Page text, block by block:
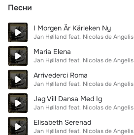
Песни
I Morgen Är Kärleken Ny
Jan Høiland feat. Nicolas de Angelis
Maria Elena
Jan Høiland feat. Nicolas de Angelis
Arrivederci Roma
Jan Høiland feat. Nicolas de Angelis
Jag Vill Dansa Med Ig
Jan Høiland feat. Nicolas de Angelis
Elisabeth Serenad
Jan Høiland feat. Nicolas de Angelis